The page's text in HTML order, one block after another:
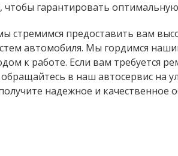
гарантировать
стремимся предоставить вам
автомобиля. Мы гордимся
к работе. Если вам требуется
в наш автосервис на
надежное и